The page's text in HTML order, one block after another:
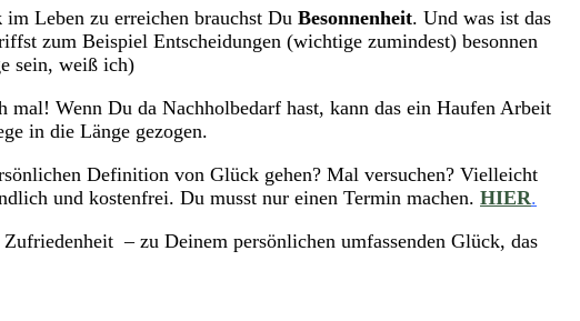
im Leben zu erreichen brauchst Du Besonnenheit. Und was ist das
zum Beispiel Entscheidungen (wichtige zumindest) besonnen
sein, weiß ich)
Wenn Du da Nachholbedarf hast, kann das ein Haufen Arbeit
in die Länge gezogen.
Definition von Glück gehen? Mal versuchen? Vielleicht
und kostenfrei. Du musst nur einen Termin machen. HIER.
– zu Deinem persönlichen umfassenden Glück, das